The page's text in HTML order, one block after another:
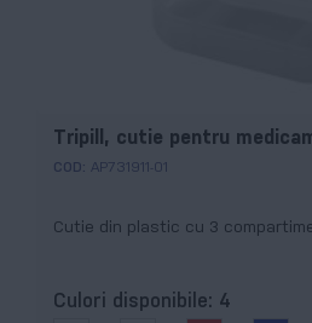
Tripill, cutie pentru
COD: AP731911-01
Cutie din plastic cu 3
Culori disponibile: 4